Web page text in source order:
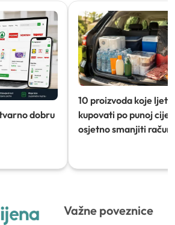
dobru
10 proizvoda koje ljeti
kupovati po punoj
osjetno smanjiti račun)
Važne poveznice